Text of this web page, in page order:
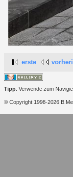
erste
Tipp: Verwende zum
© Copyright 1998-2026